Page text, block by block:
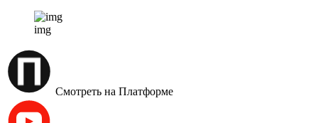
img
Смотреть на Платформе